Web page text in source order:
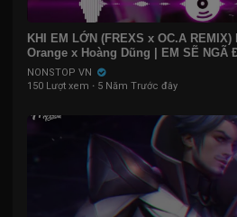
KHI EM LỚN (FREXS x OC.A REMIX)
Orange x Hoàng Dũng | EM SẼ NGÃ
NONSTOP VN
150 Lượt xem · 5 Năm Trước đây